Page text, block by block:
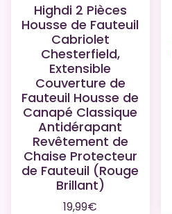
Highdi 2 Pièces
Housse de Fauteuil
Cabriolet
Chesterfield,
Extensible
Couverture de
Fauteuil Housse de
Canapé Classique
Antidérapant
Revêtement de
Chaise Protecteur
de Fauteuil (Rouge
Brillant)
19,99€